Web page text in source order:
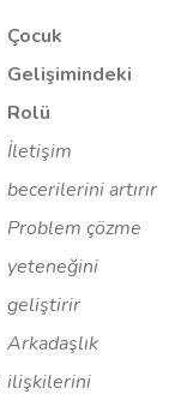
Çocuk
Gelişimindeki
Rolü
İletişim
becerilerini artırır
Problem çözme
yeteneğini
geliştirir
Arkadaşlık
ilişkilerini